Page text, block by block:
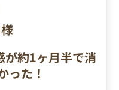
が約1ヶ月半で消
った！